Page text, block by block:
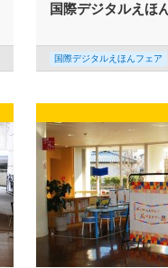
国際デジタルえほ
国際デジタルえほんフェア